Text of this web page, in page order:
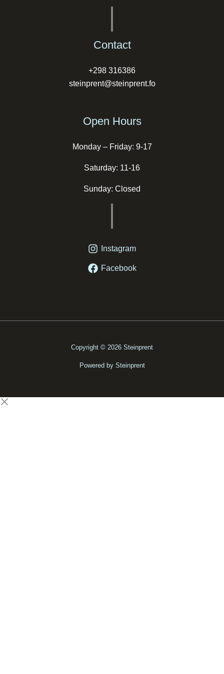
Contact
+298 316386
steinprent@steinprent.fo
Open Hours
Monday – Friday: 9-17
Saturday: 11-16
Sunday: Closed
Instagram
Facebook
Copyright © 2026 Steinprent
Powered by Steinprent